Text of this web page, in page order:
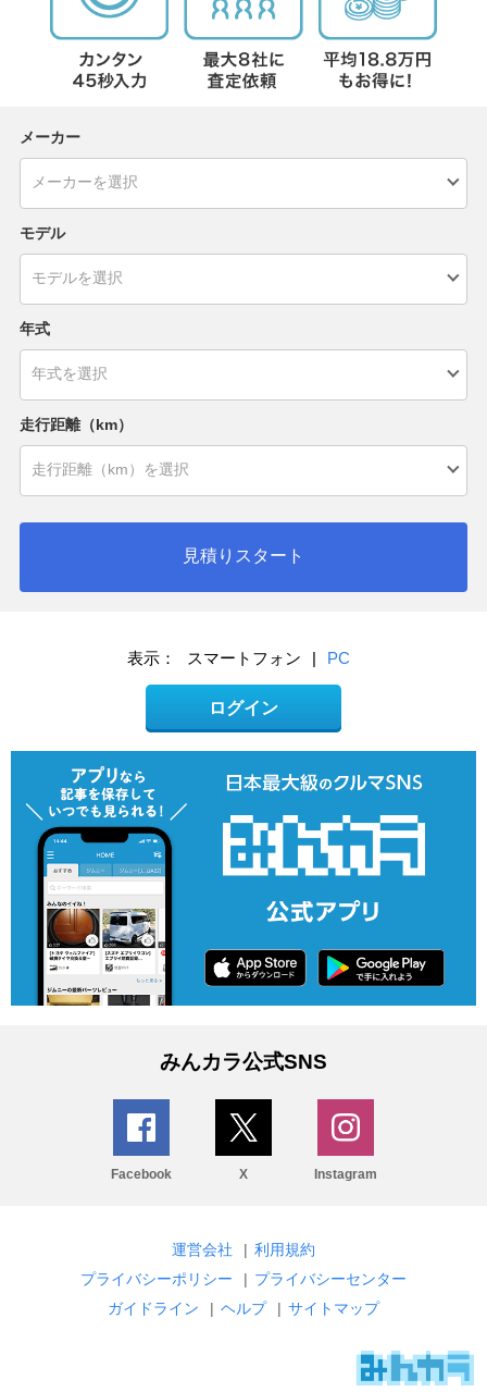
メーカー
モデル
年式
走行距離（km）
見積りスタート
表示： スマートフォン | PC
ログイン
みんカラ公式SNS
Facebook X Instagram
運営会社 | 利用規約
プライバシーポリシー
| プライバシーセンター
ガイドライン
| ヘルプ | サイトマップ